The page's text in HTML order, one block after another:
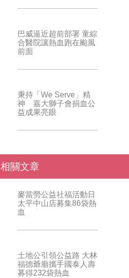
巴威逼近超前部署 童綜
合醫院讓熱血跑在颱風
前面
秉持「We Serve」精
神 嘉大獅子會捐血公
益成果亮眼
相關文章
麥當勞公益社福活動日
太平中山店募集86袋熱
血
土地公引領公益路 大林
福德爺廟攜手國泰人壽
募得232袋熱血